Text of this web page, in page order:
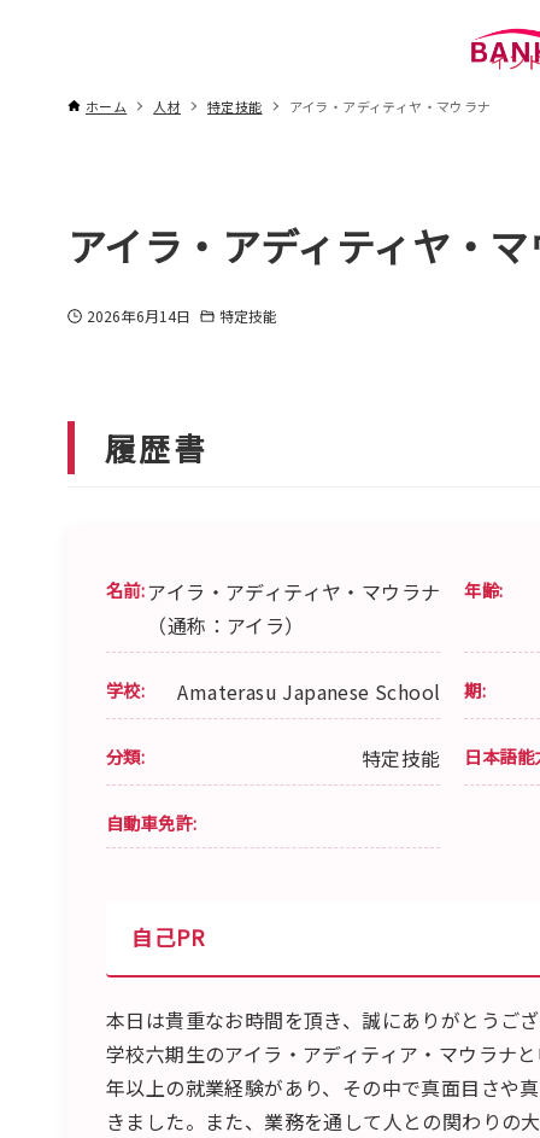
イン
ホーム 人材 特定技能 アイラ・アディティヤ・マウラナ
アイラ・アディティヤ・
2026年6月14日 特定技能
履歴書
名前:アイラ・アディティヤ・マウラナ
（通称：アイラ）
年齢:
学校: Amaterasu Japanese School 期:
分類: 特定技能 日本語能
自動車免許:
自己PR
本日は貴重なお時間を頂き、誠にありがとうご
学校六期生のアイラ・アディティア・マウラナ
年以上の就業経験があり、その中で真面目さや
きました。また、業務を通して人との関わりの